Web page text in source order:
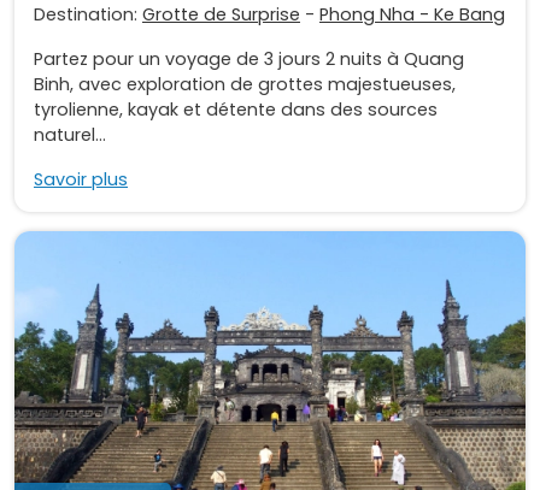
Destination: Grotte de Surprise - Phong Nha - Ke Bang
Partez pour un voyage de 3 jours 2 nuits à Quang
Binh, avec exploration de grottes majestueuses,
tyrolienne, kayak et détente dans des sources
naturel...
Savoir plus